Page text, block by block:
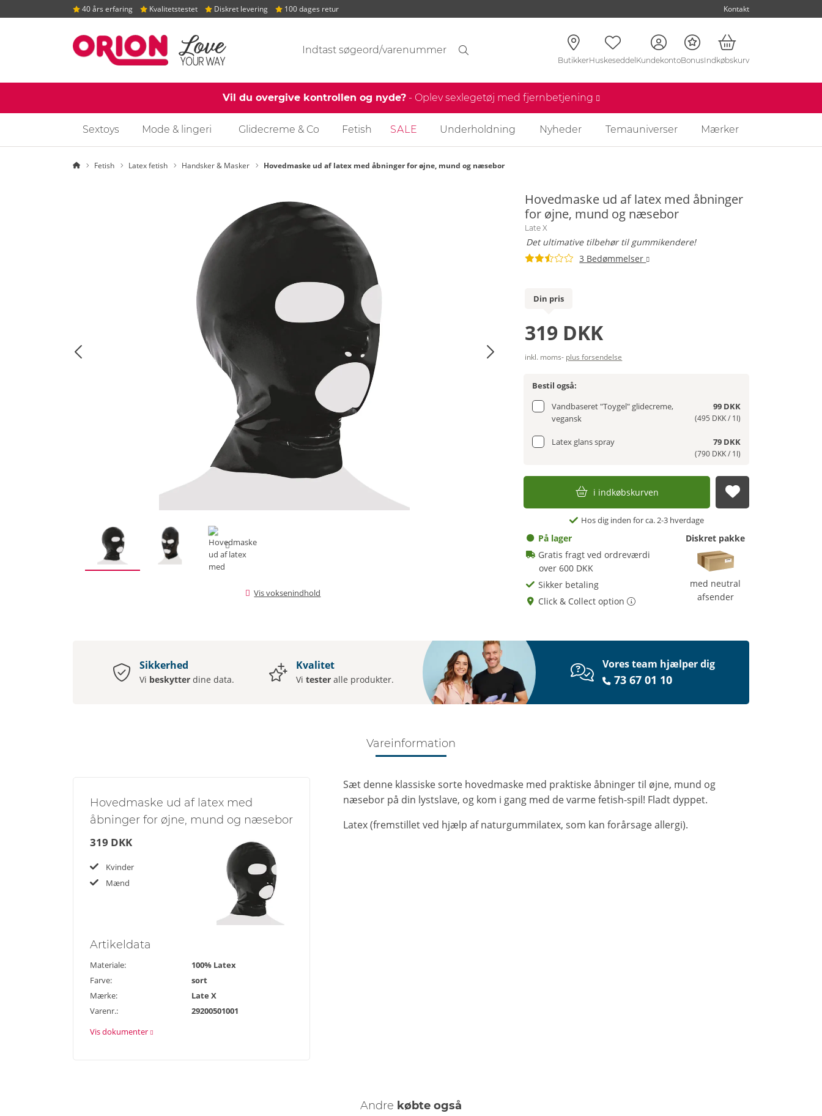
40 års erfaring Kvalitetstestet Diskret levering 100 dages retur Kontakt
Søgeforslag
Søgning
ButikkerHuskeseddelKundekontoBonusIndkøbskurv
Vil du overgive kontrollen og nyde?- Oplev sexlegetøj med fjernbetjening
Sextoys Mode & lingeri Glidecreme & Co Fetish SALE Underholdning Nyheder Temauniverser Mærker
Startside
Fetish Latex fetish Handsker & Masker Hovedmaske ud af latex med åbninger for øjne, mund og næsebor
Vis voksenindhold
Hovedmaske ud af latex med åbninger
for øjne, mund og næsebor
Late X
Det ultimative tilbehør til gummikendere!
3 Bedømmelser
Din pris
319 DKK
inkl. moms- plus forsendelse
Bestil også:
Vandbaseret "Toygel" glidecreme,
vegansk
99 DKK
(495 DKK / 1l)
Latex glans spray 79 DKK
(790 DKK / 1l)
i indkøbskurven afsend
Hos dig inden for ca. 2-3 hverdage
På lager
Gratis fragt ved ordreværdi
over 600 DKK
Sikker betaling
Click & Collect option
Diskret pakke
med neutral
afsender
Sikkerhed
Vi beskytter dine data.
Kvalitet
Vi testeralle produkter.
Vores team hjælper dig
73 67 01 10
Vareinformation
Hovedmaske ud af latex med
åbninger for øjne, mund og næsebor
319 DKK
Kvinder
Mænd
Artikeldata
Materiale:
100% Latex
Farve:
sort
Mærke:
Late X
Varenr.:
29200501001
Vis dokumenter
Sæt denne klassiske sorte hovedmaske med praktiske åbninger til øjne, mund og
næsebor på din lystslave, og kom i gang med de varme fetish-spil! Fladt dyppet.
Latex (fremstillet ved hjælp af naturgummilatex, som kan forårsage allergi).
Andre købte også